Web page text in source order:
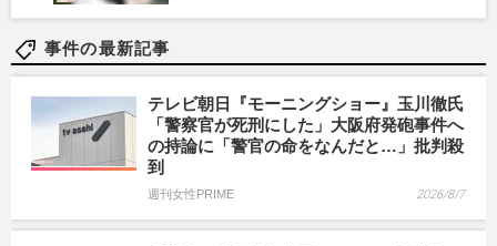
事件の最新記事
テレビ朝日『モーニングショー』玉川徹氏
「警察官が死刑にした」大阪府発砲事件へ
の持論に「警官の命をなんだと…」批判殺
到
週刊女性PRIME 2026/8/7